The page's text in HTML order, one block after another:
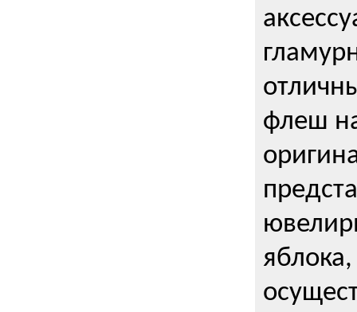
флеш